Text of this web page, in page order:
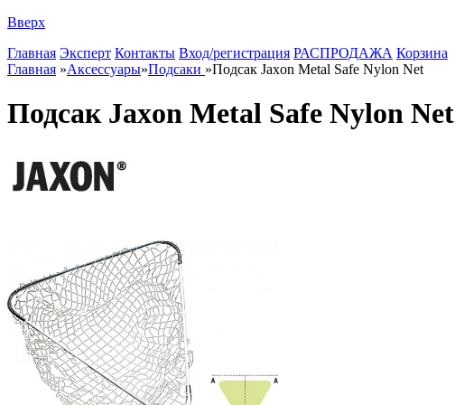
Вверх
Главная Эксперт Контакты Вход/регистрация РАСПРОДАЖА Корзина
Главная »Аксессуары»Подсаки »Подсак Jaxon Metal Safe Nylon Net
Подсак Jaxon Metal Safe Nylon Net